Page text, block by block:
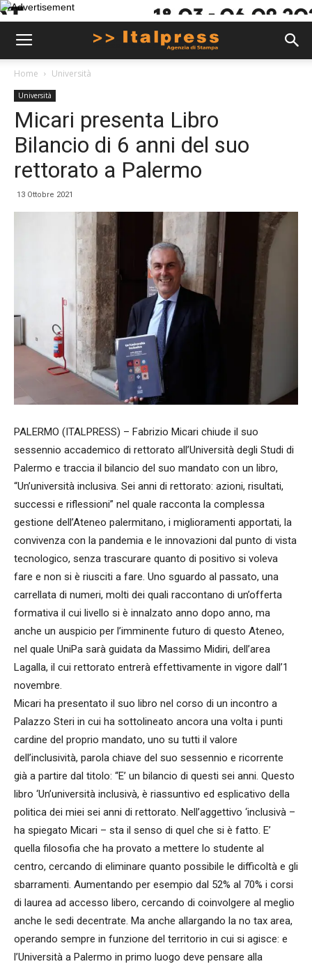
Home Università
Università
Micari presenta Libro
Bilancio di 6 anni del suo
rettorato a Palermo
13 Ottobre 2021
PALERMO (ITALPRESS) – Fabrizio Micari chiude il suo
sessennio accademico di rettorato all’Università degli Studi di
Palermo e traccia il bilancio del suo mandato con un libro,
“Un’università inclusiva. Sei anni di rettorato: azioni, risultati,
successi e riflessioni” nel quale racconta la complessa
gestione dell’Ateneo palermitano, i miglioramenti apportati, la
convivenza con la pandemia e le innovazioni dal punto di vista
tecnologico, senza trascurare quanto di positivo si voleva
fare e non si è riusciti a fare. Uno sguardo al passato, una
carrellata di numeri, molti dei quali raccontano di un’offerta
formativa il cui livello si è innalzato anno dopo anno, ma
anche un auspicio per l’imminente futuro di questo Ateneo,
nel quale UniPa sarà guidata da Massimo Midiri, dell’area
Lagalla, il cui rettorato entrerà effettivamente in vigore dall’1
novembre.
Micari ha presentato il suo libro nel corso di un incontro a
Palazzo Steri in cui ha sottolineato ancora una volta i punti
cardine del proprio mandato, uno su tutti il valore
dell’inclusività, parola chiave del suo sessennio e ricorrente
già a partire dal titolo: “E’ un bilancio di questi sei anni. Questo
libro ‘Un’università inclusivà, è riassuntivo ed esplicativo della
politica dei miei sei anni di rettorato. Nell’aggettivo ‘inclusivà –
ha spiegato Micari – sta il senso di quel che si è fatto. E’
quella filosofia che ha provato a mettere lo studente al
centro, cercando di eliminare quanto possibile le difficoltà e gli
sbarramenti. Aumentando per esempio dal 52% al 70% i corsi
di laurea ad accesso libero, cercando di coinvolgere al meglio
anche le sedi decentrate. Ma anche allargando la no tax area,
operando sempre in funzione del territorio in cui si agisce: e
l’Università a Palermo in primo luogo deve pensare alla